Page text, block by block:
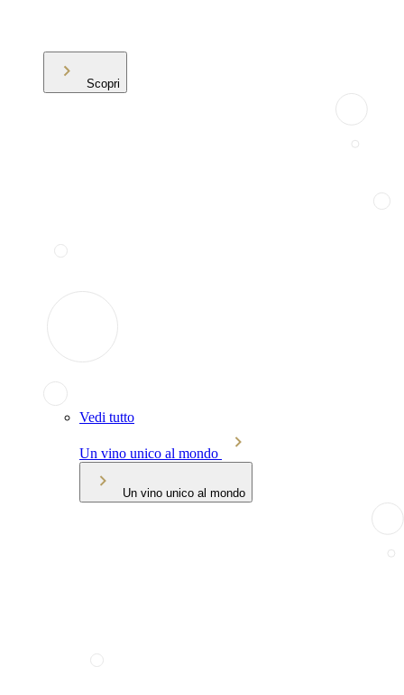
Scopri
Vedi tutto
Un vino unico al mondo
Un vino unico al mondo